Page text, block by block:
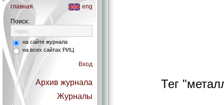
главная eng
Поиск:
на сайте журнала
на всех сайтах РИЦ
Вход
Архив журнала
Журналы
Тег